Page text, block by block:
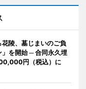
陵、墓じまいのご負
を開始 ─ 合同永久埋
円（税込）に